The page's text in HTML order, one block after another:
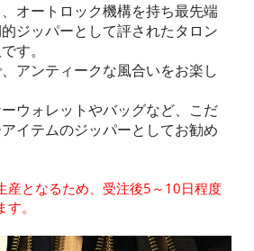
オートロック機構を持ち最先端
ジッパーとして評されたタロン
す。
アンティークな風合いをお楽し
ウォレットやバッグなど、こだ
イテムのジッパーとしてお勧め
産となるため、受注後5～10日程度
。